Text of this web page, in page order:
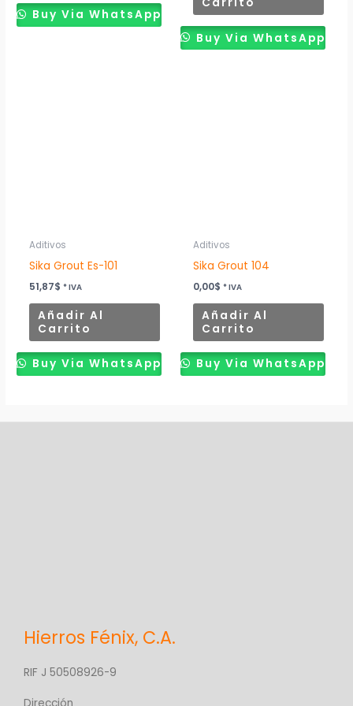
Buy Via WhatsApp
Buy Via WhatsApp
Aditivos
Sika Grout Es-101
51,87$ * IVA
Añadir Al
Carrito
Buy Via WhatsApp
Aditivos
Sika Grout 104
0,00$ * IVA
Añadir Al
Carrito
Buy Via WhatsApp
Hierros Fénix, C.A.
RIF J 50508926-9